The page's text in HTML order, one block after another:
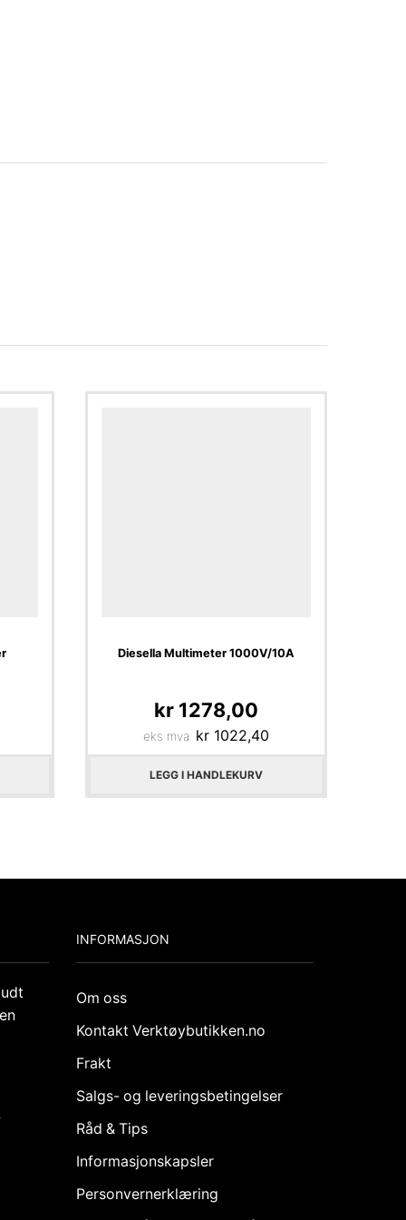
Diesella Multimeter 1000V/10A
kr 1278,00
eks mva: kr 1022,40
LEGG I HANDLEKURV
INFORMASJON
Om oss
Kontakt Verktøybutikken.no
Frakt
Salgs- og leveringsbetingelser
Råd & Tips
Informasjonskapsler
Personvernerklæring